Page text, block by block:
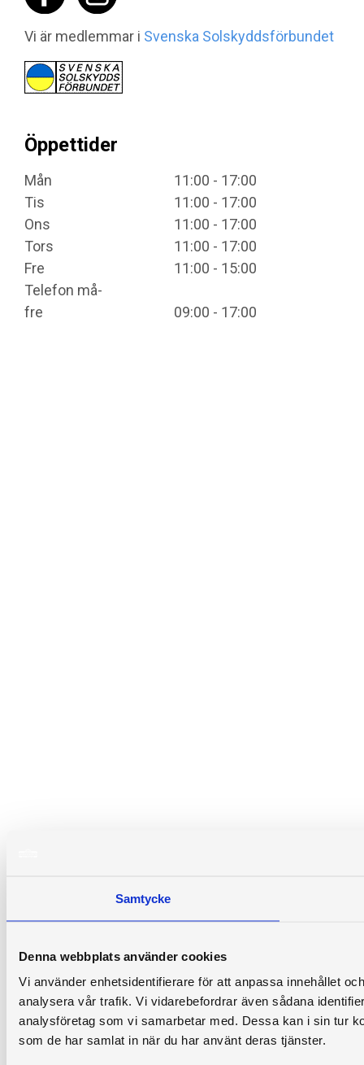
Samtycke
Denna webbplats använder cookies
Vi använder enhetsidentifierare för att anpassa innehållet
analysera vår trafik. Vi vidarebefordrar även sådana
analysföretag som vi samarbetar med. Dessa kan i sin tur
som de har samlat in när du har använt deras tjänster.
Vi är medlemmar i Svenska Solskyddsförbundet
Öppettider
Mån
11:00 - 17:00
Tis
11:00 - 17:00
Ons
11:00 - 17:00
Tors
11:00 - 17:00
Fre
11:00 - 15:00
Telefon må-
fre
09:00 - 17:00